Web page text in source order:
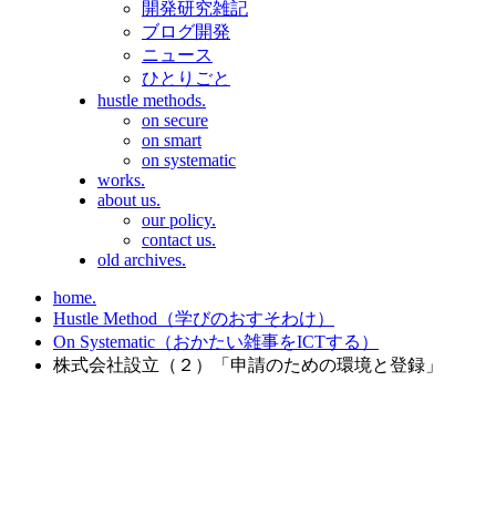
開発研究雑記
ブログ開発
ニュース
ひとりごと
hustle methods.
on secure
on smart
on systematic
works.
about us.
our policy.
contact us.
old archives.
home.
Hustle Method（学びのおすそわけ）
On Systematic（おかたい雑事をICTする）
株式会社設立（２）「申請のための環境と登録」